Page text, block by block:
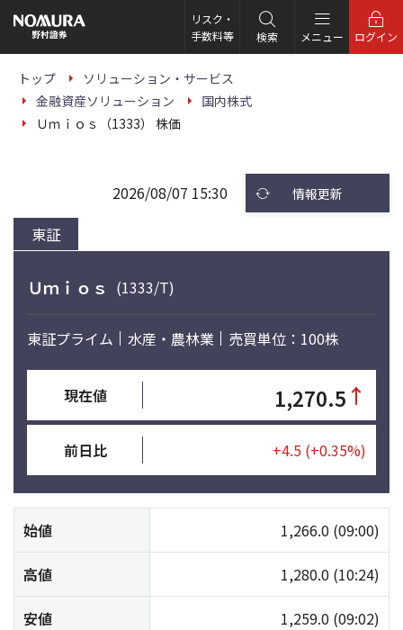
の
ー
リスク・
手数料等
検索 メニュー ログイン
トップ
ソリューション・サービス
金融資産ソリューション
国内株式
Ｕｍｉｏｓ（1333） 株価
東証
2026/08/07 15:30 情報更新
Ｕｍｉｏｓ (1333/T)
東証プライム 水産・農林業 売買単位：100株
現在値 1,270.5 ↑
前日比 +4.5 (+0.35%)
始値 1,266.0 (09:00)
高値 1,280.0 (10:24)
安値 1,259.0 (09:02)